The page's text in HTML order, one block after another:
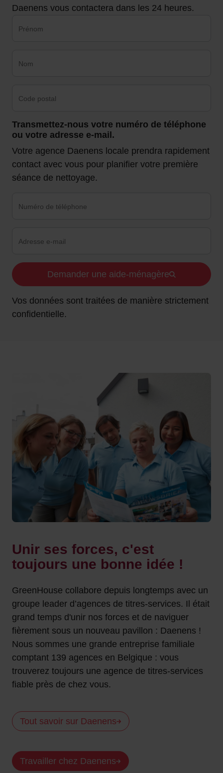
Daenens vous contactera dans les 24 heures.
Transmettez-nous votre numéro de téléphone
ou votre adresse e-mail.
Votre agence Daenens locale prendra rapidement
contact avec vous pour planifier votre première
séance de nettoyage.
Demander une aide-ménagère
Vos données sont traitées de manière strictement
confidentielle.
Unir ses forces, c'est
toujours une bonne idée !
GreenHouse collabore depuis longtemps avec un
groupe leader d’agences de titres-services. Il était
grand temps d'unir nos forces et de naviguer
fièrement sous un nouveau pavillon : Daenens !
Nous sommes une grande entreprise familiale
comptant 139 agences en Belgique : vous
trouverez toujours une agence de titres-services
fiable près de chez vous.
Tout savoir sur Daenens
Travailler chez Daenens